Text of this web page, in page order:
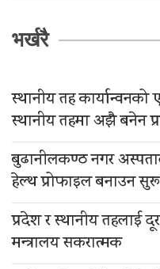
भर्खरै
स्थानीय तह
स्थानीय तहमा अझै बनेन
बुढानीलकण्ठ नगर
हेल्थ प्रोफाइल बनाउन सुरू
प्रदेश र स्थानीय तहलाई
मन्त्रालय सकरात्मक